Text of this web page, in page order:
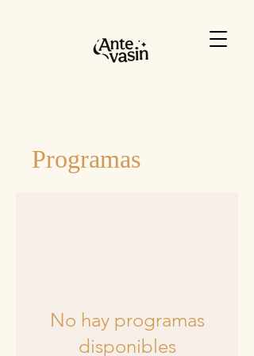
Programas
No hay programas
disponibles